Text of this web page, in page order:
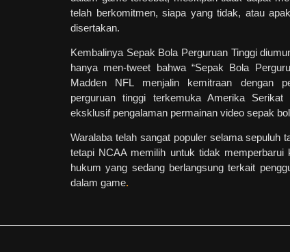
telah berkomitmen, siapa yang tidak, atau
disertakan.
Kembalinya Sepak Bola Perguruan Tinggi
hanya men-tweet bahwa “Sepak Bola
Madden NFL menjalin kemitraan dengan
perguruan tinggi terkemuka Amerika
eksklusif pengalaman permainan video sepak
Waralaba telah sangat populer selama sepuluh
tetapi NCAA memilih untuk tidak
hukum yang sedang berlangsung terkait
dalam game.